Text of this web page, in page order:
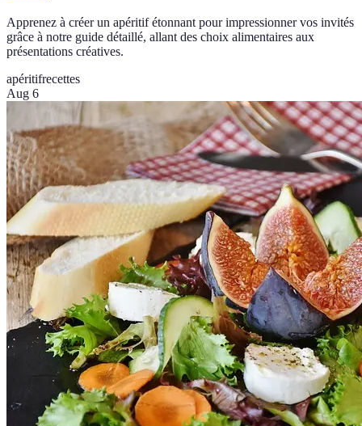
Apprenez à créer un apéritif étonnant pour impressionner vos invités
grâce à notre guide détaillé, allant des choix alimentaires aux
présentations créatives.
apéritifrecettes
Aug 6